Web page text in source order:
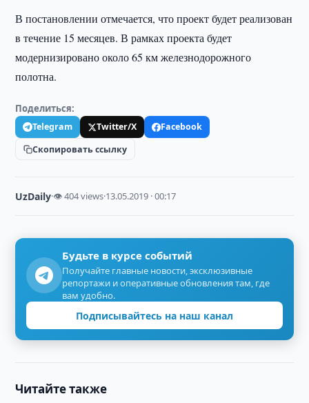
В постановлении отмечается, что проект будет реализован
в течение 15 месяцев. В рамках проекта будет
модернизировано около 65 км железнодорожного
полотна.
Поделиться:
Telegram Twitter/X
Facebook
Скопировать ссылку
UzDaily·👁 404 views·13.05.2019 · 00:17
Будьте в курсе событий
Получайте главные новости, эксклюзивные
репортажи и оперативные обновления там, где
вам удобно.
Подписывайтесь на наш канал
Читайте также